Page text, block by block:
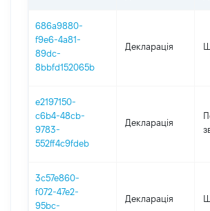
686a9880-
f9e6-4a81-
89dc-
8bbfd152065b
Декларація
e2197150-
c6b4-48cb-
9783-
552ff4c9fdeb
Декларація
3c57e860-
f072-47e2-
95bc-
Декларація